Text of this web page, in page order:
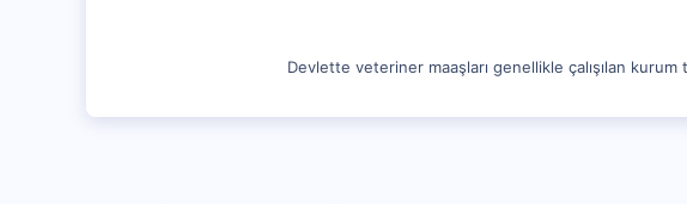
Devlette veteriner maaşları genellikle çalışılan kurum